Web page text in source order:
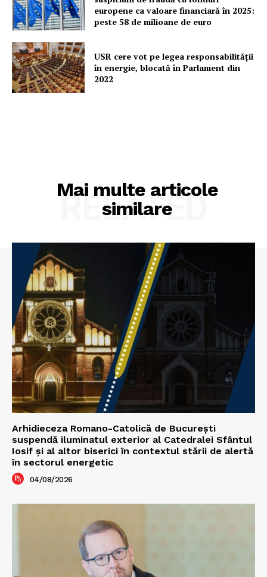
europene ca valoare financiară în 2025:
peste 58 de milioane de euro
USR cere vot pe legea responsabilității
în energie, blocată în Parlament din
2022
Mai multe articole
similare
RELATED
Arhidieceza Romano-Catolică de București
suspendă iluminatul exterior al Catedralei Sfântul
Iosif și al altor biserici în contextul stării de alertă
în sectorul energetic
04/08/2026